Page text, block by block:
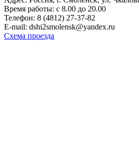
Время работы: с 8.00 до 20.00
Телефон: 8 (4812) 27-37-82
E-mail: dshi2smolensk@yandex.ru
Схема проезда